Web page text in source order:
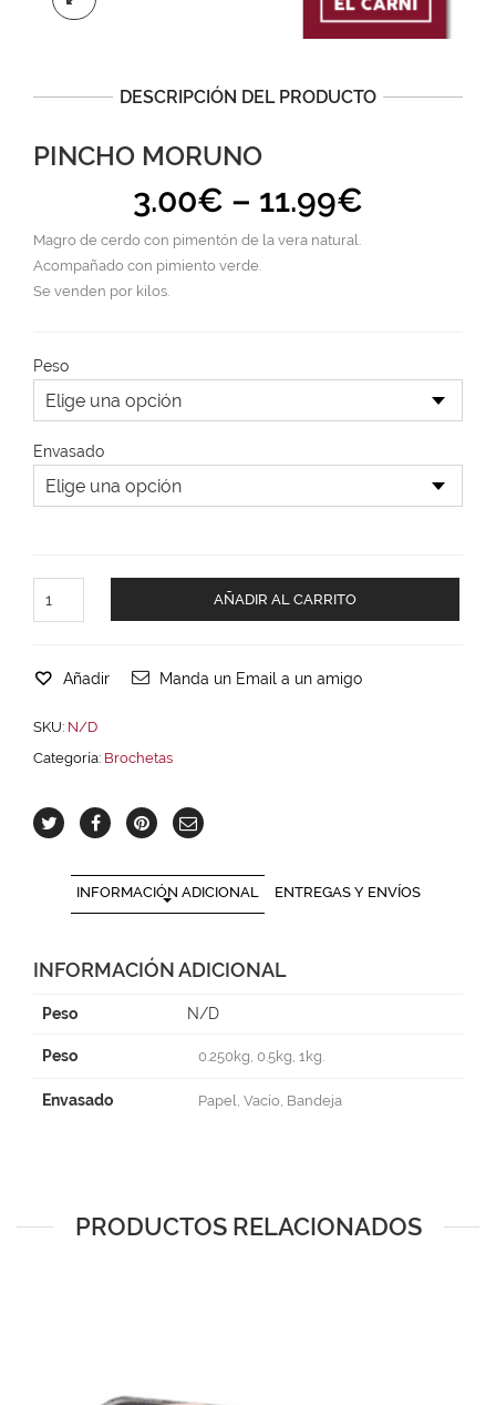
DESCRIPCIÓN DEL PRODUCTO
PINCHO MORUNO
3.00€ – 11.99€
Magro de cerdo con pimentón de la vera natural.
Acompañado con pimiento verde.
Se venden por kilos.
Peso
Envasado
AÑADIR AL CARRITO
Añadir Manda un Email a un amigo
SKU: N/D
Categoría: Brochetas
INFORMACIÓN ADICIONAL ENTREGAS Y ENVÍOS
INFORMACIÓN ADICIONAL
Peso N/D
Peso 0.250kg, 0.5kg, 1kg.
Envasado Papel, Vacío, Bandeja
PRODUCTOS RELACIONADOS